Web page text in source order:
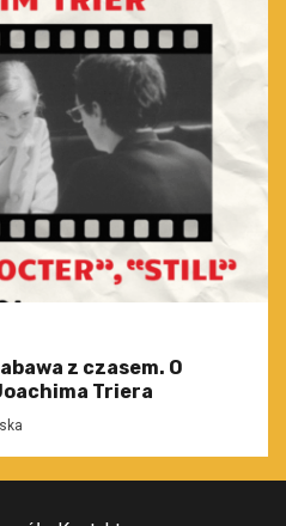
z czasem. O
Triera